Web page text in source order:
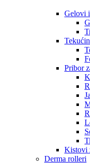
Gelovi
Pribor
Kistovi
Derma rolleri